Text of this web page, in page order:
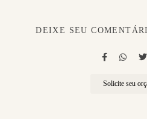
DEIXE SEU
Solicite seu